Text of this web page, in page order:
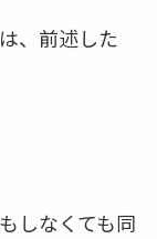
、前述した
しなくても同